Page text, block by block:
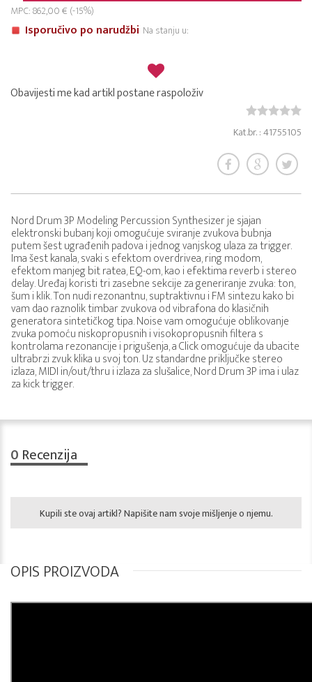
MPC: 862,00 € (-15%)
Isporučivo po narudžbi Na stanju u:
Obavijesti me kad artikl postane raspoloživ
Kat.br. : 41755105
Nord Drum 3P Modeling Percussion Synthesizer je sjajan
elektronski bubanj koji omogućuje sviranje zvukova bubnja
putem šest ugrađenih padova i jednog vanjskog ulaza za trigger.
Ima šest kanala, svaki s efektom overdrivea, ring modom,
efektom manjeg bit ratea, EQ-om, kao i efektima reverb i stereo
delay. Uređaj koristi tri zasebne sekcije za generiranje zvuka: ton,
šum i klik. Ton nudi rezonantnu, suptraktivnu i FM sintezu kako bi
vam dao raznolik timbar zvukova od vibrafona do klasičnih
generatora sintetičkog tipa. Noise vam omogućuje oblikovanje
zvuka pomoću niskopropusnih i visokopropusnih filtera s
kontrolama rezonancije i prigušenja, a Click omogućuje da ubacite
ultrabrzi zvuk klika u svoj ton. Uz standardne priključke stereo
izlaza, MIDI in/out/thru i izlaza za slušalice, Nord Drum 3P ima i ulaz
za kick trigger.
0 Recenzija
Kupili ste ovaj artikl? Napišite nam svoje mišljenje o njemu.
OPIS PROIZVODA